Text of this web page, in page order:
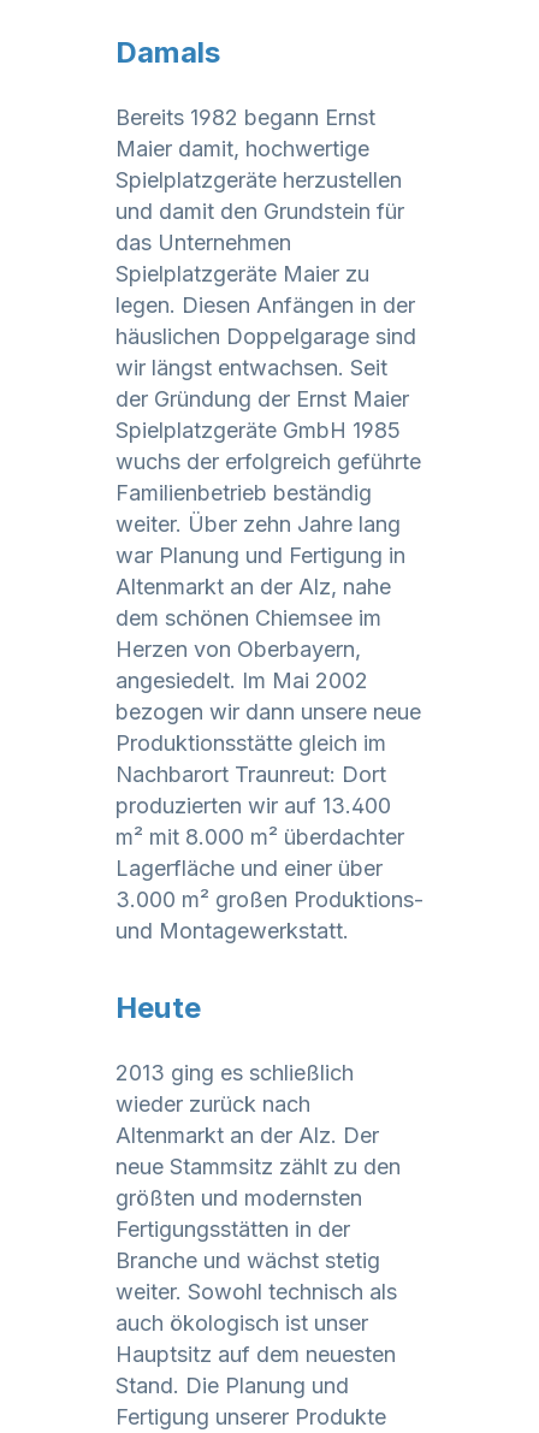
Damals
Bereits 1982 begann Ernst
Maier damit, hochwertige
Spielplatzgeräte herzustellen
und damit den Grundstein für
das Unternehmen
Spielplatzgeräte Maier zu
legen. Diesen Anfängen in der
häuslichen Doppelgarage sind
wir längst entwachsen. Seit
der Gründung der Ernst Maier
Spielplatzgeräte GmbH 1985
wuchs der erfolgreich geführte
Familienbetrieb beständig
weiter. Über zehn Jahre lang
war Planung und Fertigung in
Altenmarkt an der Alz, nahe
dem schönen Chiemsee im
Herzen von Oberbayern,
angesiedelt. Im Mai 2002
bezogen wir dann unsere neue
Produktionsstätte gleich im
Nachbarort Traunreut: Dort
produzierten wir auf 13.400
m² mit 8.000 m² überdachter
Lagerfläche und einer über
3.000 m² großen Produktions-
und Montagewerkstatt.
Heute
2013 ging es schließlich
wieder zurück nach
Altenmarkt an der Alz. Der
neue Stammsitz zählt zu den
größten und modernsten
Fertigungsstätten in der
Branche und wächst stetig
weiter. Sowohl technisch als
auch ökologisch ist unser
Hauptsitz auf dem neuesten
Stand. Die Planung und
Fertigung unserer Produkte